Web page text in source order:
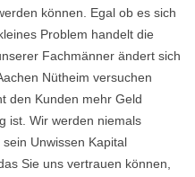
können. Egal ob es sich
Problem handelt die
Fachmänner ändert sich
Nütheim versuchen
den Kunden mehr Geld
ist. Wir werden niemals
Unwissen Kapital
Sie uns vertrauen können,